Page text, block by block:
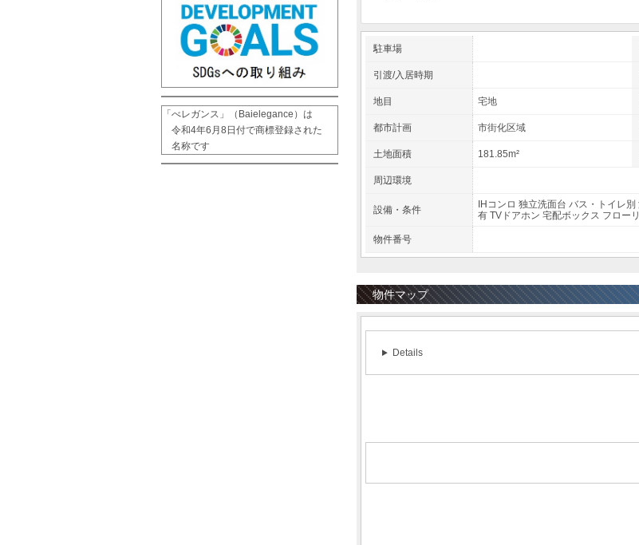
駐車場
引渡/入居時期
地目 宅地
都市計画 市街化区域
土地面積 181.85m²
周辺環境
設備・条件 IHコンロ 独立洗面台 バス・トイレ別
有 TVドアホン 宅配ボックス フロー
物件番号
物件マップ
Details
「べレガンス」（Baielegance）は
令和4年6月8日付で商標登録された
名称です